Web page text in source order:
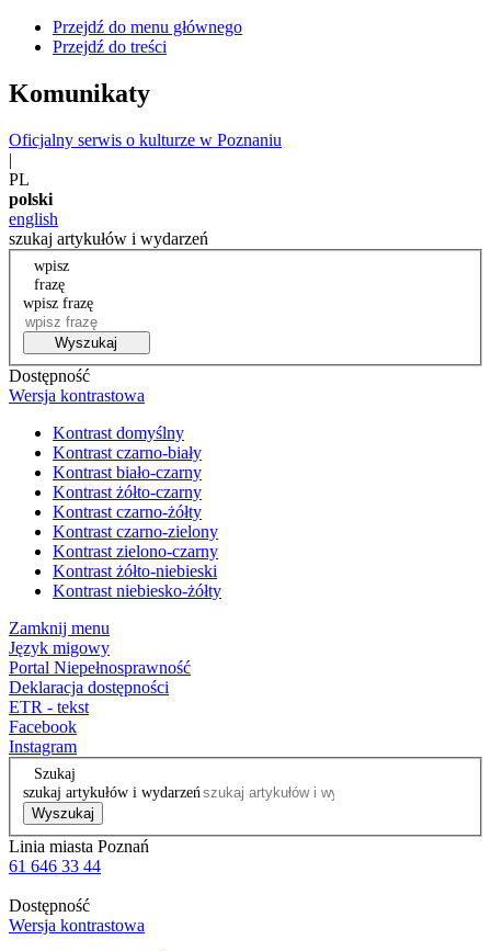
Przejdź do menu głównego
Przejdź do treści
Komunikaty
Oficjalny serwis o kulturze w Poznaniu
|
PL
polski
english
szukaj artykułów i wydarzeń
wpisz
frazę
wpisz frazę
Wyszukaj
Dostępność
Wersja kontrastowa
Kontrast domyślny
Kontrast czarno-biały
Kontrast biało-czarny
Kontrast żółto-czarny
Kontrast czarno-żółty
Kontrast czarno-zielony
Kontrast zielono-czarny
Kontrast żółto-niebieski
Kontrast niebiesko-żółty
Zamknij menu
Język migowy
Portal Niepełnosprawność
Deklaracja dostępności
ETR - tekst
Facebook
Instagram
Szukaj
szukaj artykułów i wydarzeń
Wyszukaj
Linia miasta Poznań
61 646 33 44
Dostępność
Wersja kontrastowa